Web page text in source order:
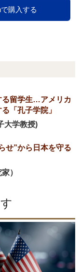
購入する
る留学生…アメリカ
「孔子学院」
大学教授)
せ”から日本を守る
）